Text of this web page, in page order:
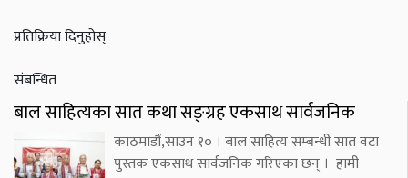
प्रतिक्रिया दिनुहोस्
संबन्धित
बाल साहित्यका सात कथा सङ्ग्रह एकसाथ सार्वजनिक
काठमाडौं,साउन १० । बाल साहित्य सम्बन्धी सात वटा
पुस्तक एकसाथ सार्वजनिक गरिएका छन् । हामी